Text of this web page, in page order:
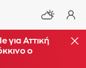
για Αττική
ο